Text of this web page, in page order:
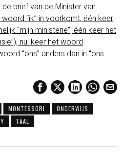
de brief van de Minister van
“ik” in voorkomt, één keer
“mijn ministerie”, één keer het
nul keer het woord
“ons” anders dan in “ons
MONTESSORI
ONDERWIJS
TAAL